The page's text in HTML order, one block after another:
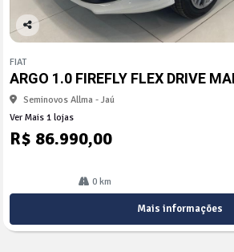
Co
arti
lhe
FIAT
ARGO 1.0 FIREFLY FLEX DRIVE
Seminovos Allma - Jaú
Ver Mais 1 lojas
R$ 86.990,00
0 km
Mais informações